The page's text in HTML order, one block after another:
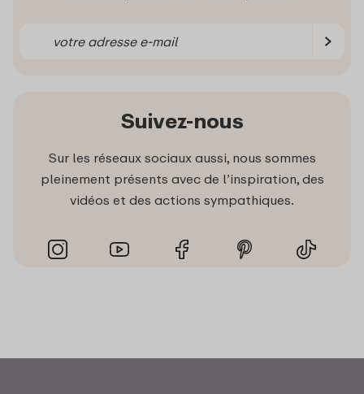
Suivez-nous
Sur les réseaux sociaux aussi, nous sommes
pleinement présents avec de l’inspiration, des
vidéos et des actions sympathiques.